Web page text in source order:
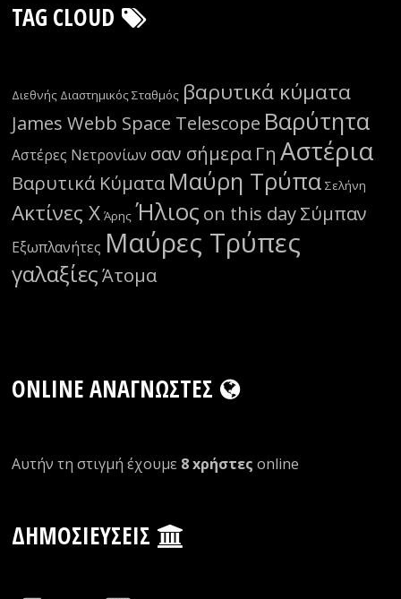
TAG CLOUD
Διεθνής Διαστημικός Σταθμός βαρυτικά κύματα
James Webb Space Telescope Βαρύτητα
Αστέρες Νετρονίων σαν σήμερα Γη Αστέρια
Βαρυτικά Κύματα Μαύρη Τρύπα Σελήνη
Ακτίνες Χ Άρης Ήλιος on this dayΣύμπαν
Εξωπλανήτες Μαύρες Τρύπες
γαλαξίες Άτομα
ONLINE ΑΝΑΓΝΏΣΤΕΣ
Αυτήν τη στιγμή έχουμε 8 xρήστες οnline
ΔΗΜΟΣΙΕΎΣΕΙΣ